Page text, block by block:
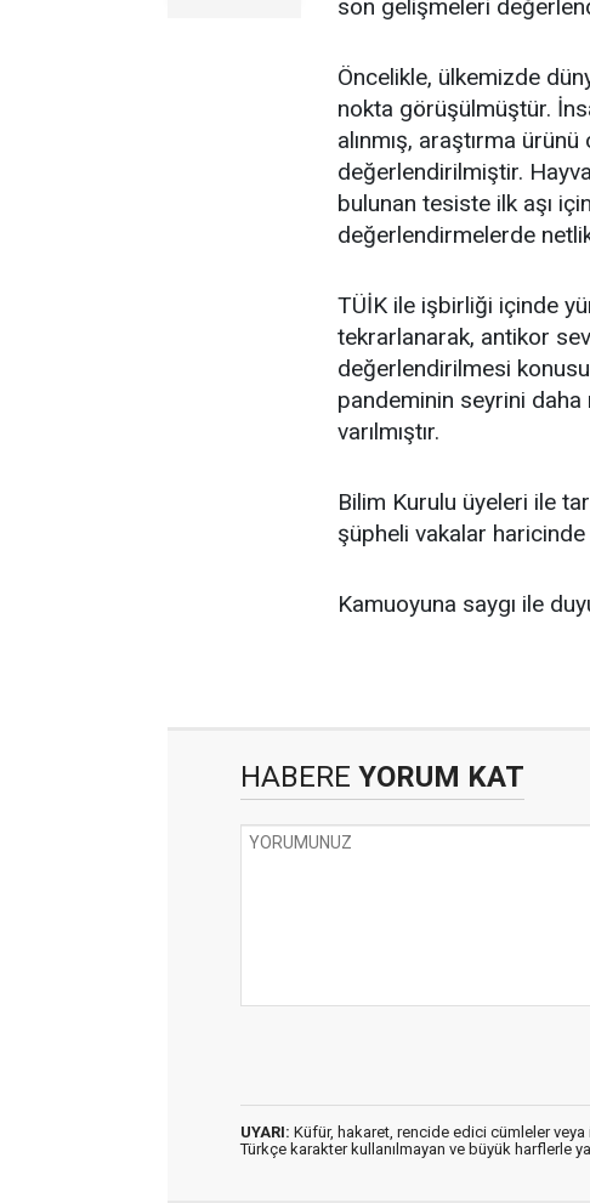
son gelişmeleri
Öncelikle, ülkemizde
nokta görüşülmüştür.
alınmış, araştırma
değerlendirilmiştir.
bulunan tesiste ilk aşı
değerlendirmelerde
TÜİK ile işbirliği içinde
tekrarlanarak, antikor
değerlendirilmesi konusu
pandeminin seyrini daha
varılmıştır.
Bilim Kurulu üyeleri ile
şüpheli vakalar haricinde
Kamuoyuna saygı ile
HABERE YORUM KAT
UYARI: Küfür, hakaret, rencide edici cümleler veya
Türkçe karakter kullanılmayan ve büyük harflerle